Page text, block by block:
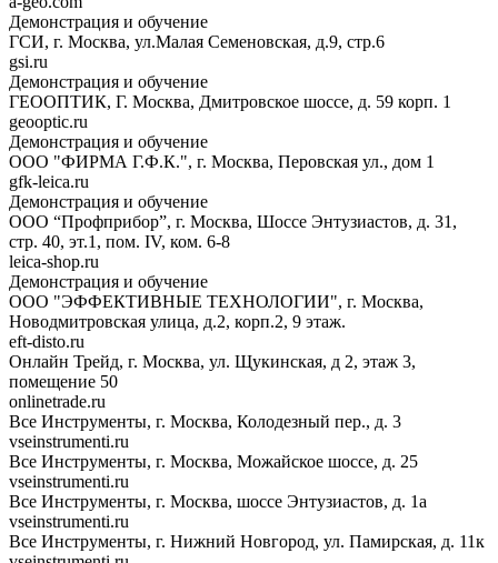
Демонстрация и обучение
ГСИ, г. Москва, ул.Малая Семеновская, д.9, стр.6
gsi.ru
Демонстрация и обучение
ГЕООПТИК, Г. Москва, Дмитровское шоссе, д. 59 корп. 1
geooptic.ru
Демонстрация и обучение
ООО "ФИРМА Г.Ф.К.", г. Москва, Перовская ул., дом 1
gfk-leica.ru
Демонстрация и обучение
ООО “Профприбор”, г. Москва, Шоссе Энтузиастов, д. 31,
стр. 40, эт.1, пом. IV, ком. 6-8
leica-shop.ru
Демонстрация и обучение
ООО "ЭФФЕКТИВНЫЕ ТЕХНОЛОГИИ", г. Москва,
Новодмитровская улица, д.2, корп.2, 9 этаж.
eft-disto.ru
Онлайн Трейд, г. Москва, ул. Щукинская, д 2, этаж 3,
помещение 50
onlinetrade.ru
Все Инструменты, г. Москва, Колодезный пер., д. 3
vseinstrumenti.ru
Все Инструменты, г. Москва, Можайское шоссе, д. 25
vseinstrumenti.ru
Все Инструменты, г. Москва, шоссе Энтузиастов, д. 1а
vseinstrumenti.ru
Все Инструменты, г. Нижний Новгород, ул. Памирская, д. 11к